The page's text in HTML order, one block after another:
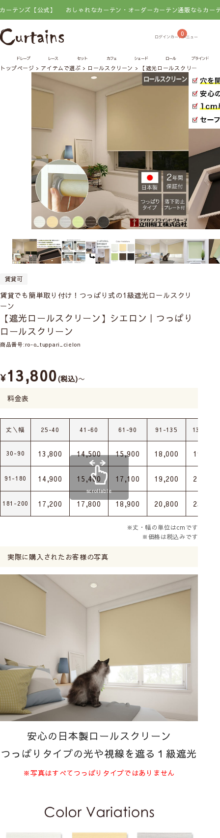
【公式】 おしゃれなカーテン・オーダーカーテン通販ならカーテンズ【
0
ドレープ レース セット カフェ シェード ロール ブラインド
トップページ アイテムで選ぶ ロールスクリーン 【遮光ロールスクリーン】シ
賃貸可
賃貸でも簡単取り付け！つっぱり式の1級遮光ロールスクリ
ーン
【遮光ロールスクリーン】シエロン｜つっぱり
ロールスクリーン
商品番号 ro-o_tuppari_cielon
¥13,800 税込 〜
料金表
丈＼幅 25-40 41-60 61-90 91-135 136-180
30-90 13,800 14,500 15,900 18,000 19,800
91-180 14,900 15,400 17,100 19,200 21,300
181-200 17,200 17,800 18,900 20,800 23,000
scrollable
※丈・幅の単位はcmです
※価格は税込みです
実際に購入されたお客様の写真
安心の日本製ロールスクリーン
つっぱりタイプの光や視線を遮る１級遮光
※写真はすべてつっぱりタイプではありません